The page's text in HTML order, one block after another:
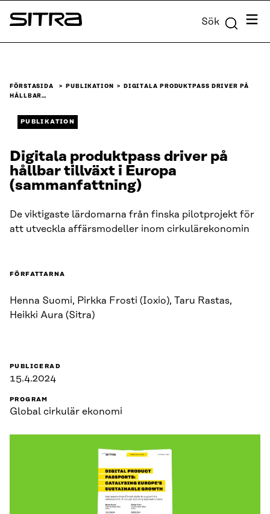
Skip to
content
Sitra Sök Meny
FÖRSTASIDA PUBLIKATION
DIGITALA PRODUKTPASS DRIVER PÅ
HÅLLBAR…
PUBLIKATION
Digitala produktpass driver på
hållbar tillväxt i Europa
(sammanfattning)
De viktigaste lärdomarna från finska pilotprojekt för
att utveckla affärsmodeller inom cirkulärekonomin
FÖRFATTARNA
Henna Suomi, Pirkka Frosti (Ioxio), Taru Rastas,
Heikki Aura (Sitra)
PUBLICERAD
15.4.2024
PROGRAM
Global cirkulär ekonomi